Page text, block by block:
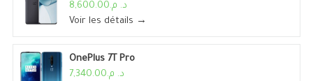
د. م.8,600.00
Voir les détails →
OnePlus 7T Pro
د. م.7,340.00